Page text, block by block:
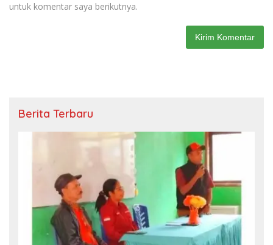
untuk komentar saya berikutnya.
Berita Terbaru